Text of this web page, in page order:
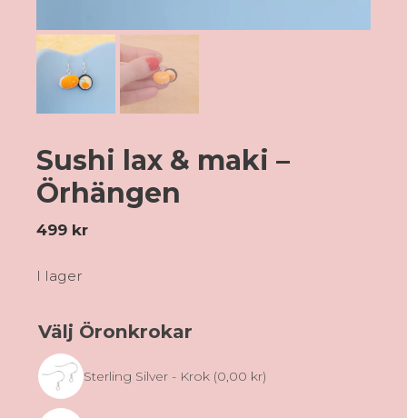
Sushi lax & maki –
Örhängen
499 kr
I lager
Välj Öronkrokar
Sterling Silver - Krok (0,00 kr)